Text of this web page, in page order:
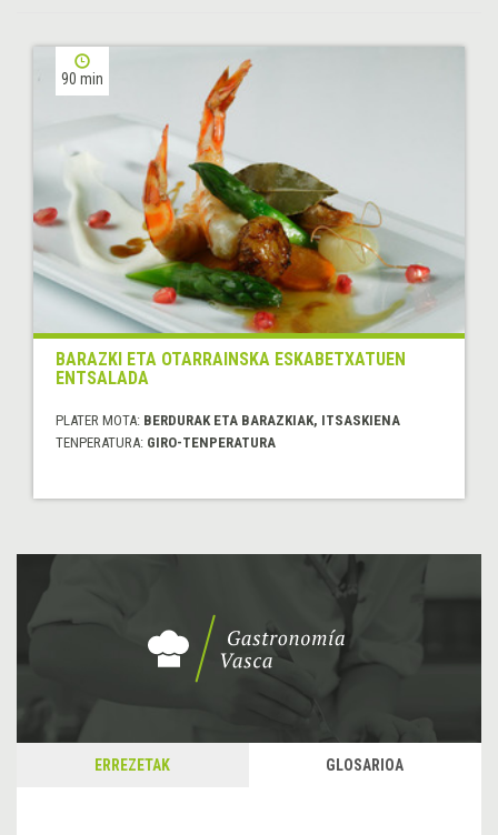
90 min
BARAZKI ETA OTARRAINSKA ESKABETXATUEN
ENTSALADA
PLATER MOTA: BERDURAK ETA BARAZKIAK, ITSASKIENA
TENPERATURA: GIRO-TENPERATURA
ERREZETAK GLOSARIOA